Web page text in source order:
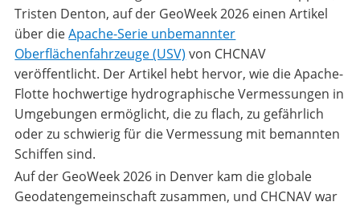
Tristen Denton, auf der GeoWeek 2026 einen Artikel
über dieApache-Serie unbemannter
Oberflächenfahrzeuge (USV) von CHCNAV
veröffentlicht. Der Artikel hebt hervor, wie die Apache-
Flotte hochwertige hydrographische Vermessungen in
Umgebungen ermöglicht, die zu flach, zu gefährlich
oder zu schwierig für die Vermessung mit bemannten
Schiffen sind.
Auf der GeoWeek 2026 in Denver kam die globale
Geodatengemeinschaft zusammen, und CHCNAV war